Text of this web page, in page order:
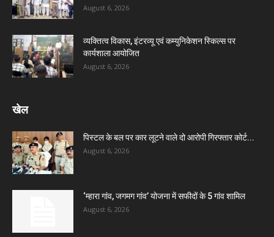
August 6, 2026
व्यक्तित्व विकास, इंटरव्यू एवं कम्युनिकेशन स्किल्स पर
कार्यशाला आयोजित
August 6, 2026
खेल
पिस्टल के बल पर कार लूटने वाले दो आरोपी गिरफ्तार कोर्ट...
August 6, 2026
‘म्हारा गांव, जगमग गांव’ योजना में सफीदों के 5 गांव शामिल
August 6, 2026